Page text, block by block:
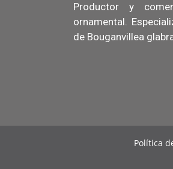
Productor y
ornamental.
de Bouganvillea
Política